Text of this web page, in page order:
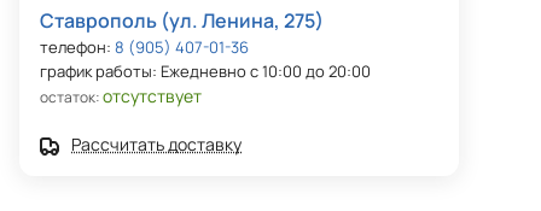
Ставрополь (ул. Ленина, 275)
телефон: 8 (905) 407-01-36
график работы: Ежедневно с 10:00 до 20:00
остаток:отсутствует
Рассчитать доставку